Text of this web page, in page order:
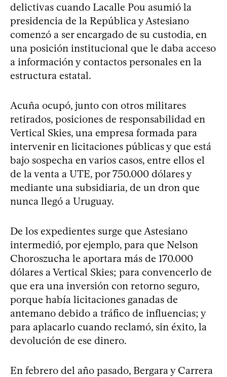
delictivas cuando Lacalle Pou asumió la
presidencia de la República y Astesiano
comenzó a ser encargado de su custodia, en
una posición institucional que le daba acceso
a información y contactos personales en la
estructura estatal.
Acuña ocupó, junto con otros militares
retirados, posiciones de responsabilidad en
Vertical Skies, una empresa formada para
intervenir en licitaciones públicas y que está
bajo sospecha en varios casos, entre ellos el
de la venta a UTE, por 750.000 dólares y
mediante una subsidiaria, de un dron que
nunca llegó a Uruguay.
De los expedientes surge que Astesiano
intermedió, por ejemplo, para que Nelson
Choroszucha le aportara más de 170.000
dólares a Vertical Skies; para convencerlo de
que era una inversión con retorno seguro,
porque había licitaciones ganadas de
antemano debido a tráfico de influencias; y
para aplacarlo cuando reclamó, sin éxito, la
devolución de ese dinero.
En febrero del año pasado, Bergara y Carrera